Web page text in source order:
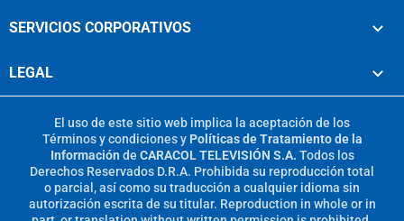
SERVICIOS CORPORATIVOS
LEGAL
El uso de este sitio web implica la aceptación de los
Términos y condicionesy Políticas de Tratamiento de la
Información de CARACOL TELEVISIÓN S.A. Todos los
Derechos Reservados D.R.A. Prohibida su reproducción total
o parcial, así como su traducción a cualquier idioma sin
autorización escrita de su titular. Reproduction in whole or in